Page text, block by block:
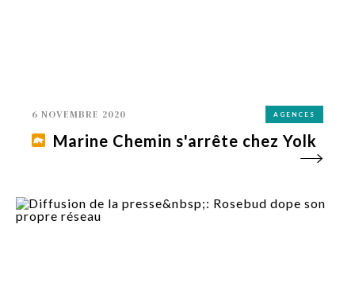
6 NOVEMBRE 2020 AGENCES
Marine Chemin s'arrête chez Yolk